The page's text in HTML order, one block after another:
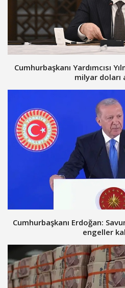
Cumhurbaşkanı Yardımcısı
milyar doları
Cumhurbaşkanı Erdoğan:
engeller